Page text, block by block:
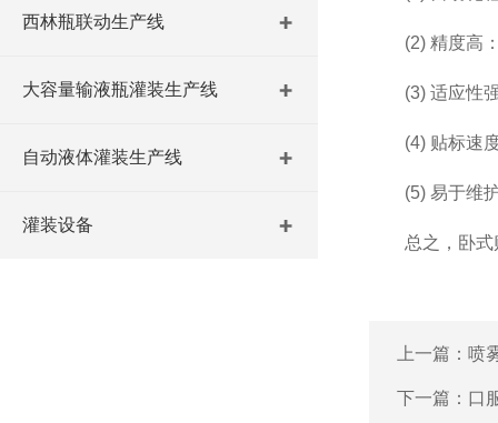
西林瓶联动生产线
大容量输液瓶灌装生产线
自动液体灌装生产线
灌装设备
(2) 精度高：
(3) 适应性强
(4) 贴标速度
(5) 易于维护
总之，卧式贴
上一篇： 喷
下一篇： 口